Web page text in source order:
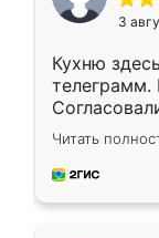
3
Кухню
телеграмм.
недели
довольны
мебель за
Читать